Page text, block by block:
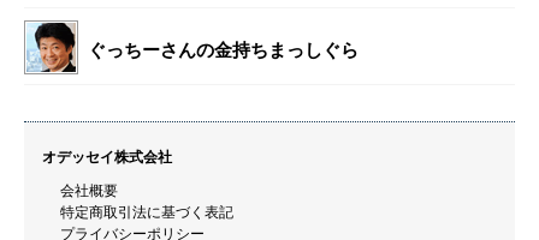
ぐっちーさんの金持ちまっしぐら
オデッセイ株式会社
会社概要
特定商取引法に基づく表記
プライバシーポリシー